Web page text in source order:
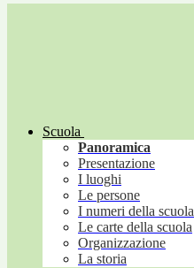
Scuola
Panoramica
Presentazione
I luoghi
Le persone
I numeri della scuola
Le carte della scuola
Organizzazione
La storia